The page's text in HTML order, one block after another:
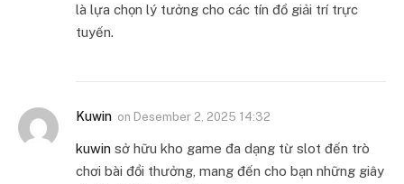
là lựa chọn lý tưởng cho các tín đồ giải trí trực
tuyến.
Kuwin on Desember 2, 2025 14:32
kuwin sở hữu kho game đa dạng từ slot đến trò
chơi bài đổi thưởng, mang đến cho bạn những giây